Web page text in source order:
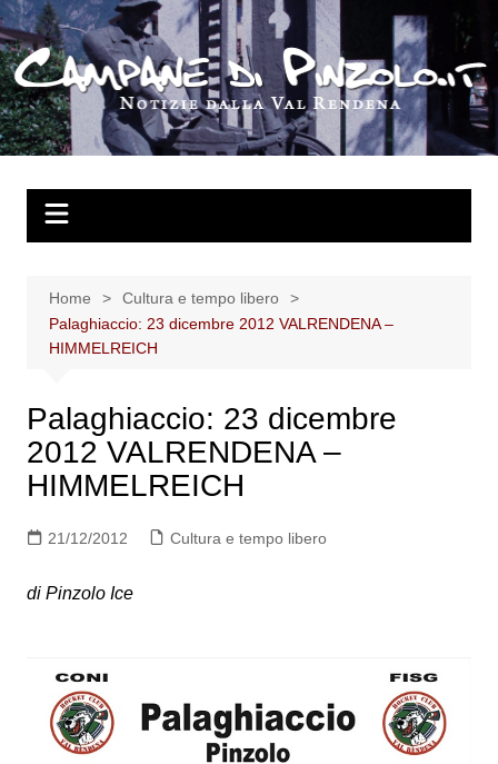
Salta
al
contenuto
Home
Cultura e tempo libero
Palaghiaccio: 23 dicembre 2012 VALRENDENA –
HIMMELREICH
Palaghiaccio: 23 dicembre
2012 VALRENDENA –
HIMMELREICH
21/12/2012 Cultura e tempo libero
di Pinzolo Ice